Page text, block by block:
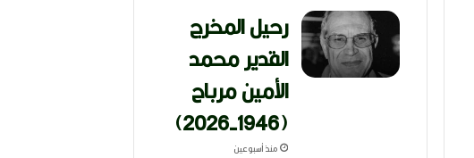
رحيل المخرج
القدير محمد
الأمين مرباح
(1946-2026)
منذ أسبوعين